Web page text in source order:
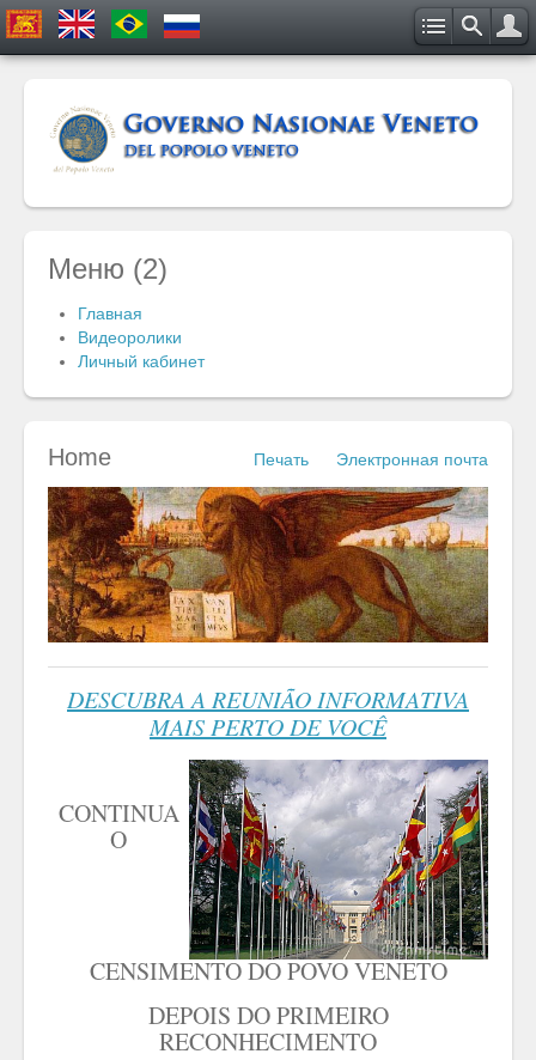
Меню (2)
Главная
Видеоролики
Личный кабинет
Электронная почта
Печать
Home
DESCUBRA A REUNIÃO INFORMATIVA
MAIS PERTO DE VOCÊ
CONTINUA
O
CENSIMENTO DO POVO VENETO
DEPOIS DO PRIMEIRO
RECONHECIMENTO